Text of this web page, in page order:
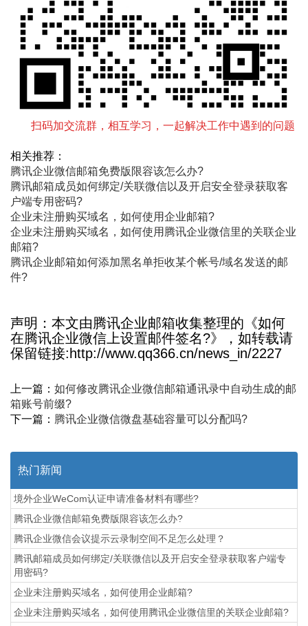
扫码加交流群，相互学习，一起解决工作中遇到的问题
相关推荐：
腾讯企业微信邮箱免费版限容该怎么办?
腾讯邮箱成员如何绑定/关联微信以及开启安全登录获取客
户端专用密码?
企业未注册购买域名，如何使用企业邮箱?
企业未注册购买域名，如何使用腾讯企业微信里的关联企业
邮箱?
腾讯企业邮箱如何添加黑名单拒收某个帐号/域名发送的邮
件?
声明：本文由腾讯企业邮箱收集整理的《如何
在腾讯企业微信上设置邮件签名?》，如转载请
保留链接:http://www.qq366.cn/news_in/2227
上一篇： 如何修改腾讯企业微信邮箱通讯录中自动生成的邮
箱账号前缀?
下一篇： 腾讯企业微信微盘基础容量可以分配吗?
热门新闻
境外企业WeCom认证申请准备材料有哪些?
腾讯企业微信邮箱免费版限容该怎么办?
腾讯企业微信会议提示云录制空间不足怎么处理？
腾讯邮箱成员如何绑定/关联微信以及开启安全登录获取客户端专
用密码?
企业未注册购买域名，如何使用企业邮箱?
企业未注册购买域名，如何使用腾讯企业微信里的关联企业邮箱?